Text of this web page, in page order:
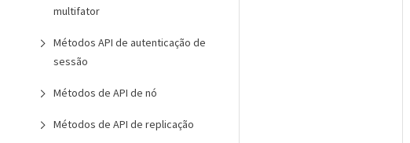
multifator
Métodos API de autenticação de
sessão
Métodos de API de nó
Métodos de API de replicação